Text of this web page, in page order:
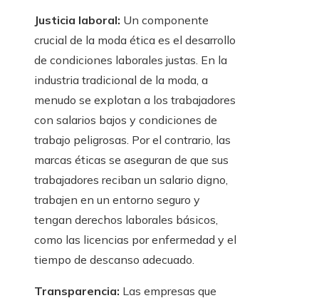
Justicia laboral: Un componente
crucial de la moda ética es el desarrollo
de condiciones laborales justas. En la
industria tradicional de la moda, a
menudo se explotan a los trabajadores
con salarios bajos y condiciones de
trabajo peligrosas. Por el contrario, las
marcas éticas se aseguran de que sus
trabajadores reciban un salario digno,
trabajen en un entorno seguro y
tengan derechos laborales básicos,
como las licencias por enfermedad y el
tiempo de descanso adecuado.
Transparencia: Las empresas que